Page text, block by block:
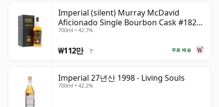
Imperial (silent) Murray McDavid
Aficionado Single Bourbon Cask #182
1989 35년산
700ml • 42.7%
무료 배송
₩112만 ?
Imperial 27년산 1998 - Living Souls
700ml • 42.2%